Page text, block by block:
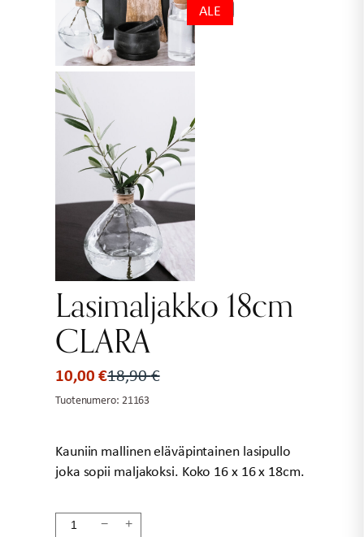
ALE
Lasimaljakko 18cm
CLARA
18,90€
Alkuperäinen
hinta
10,00€
Nykyinen
hinta
Tuotenumero: 21163
Kauniin mallinen eläväpintainen lasipullo
joka sopii maljakoksi. Koko 16 x 16 x 18cm.
Lasimaljakko
− +